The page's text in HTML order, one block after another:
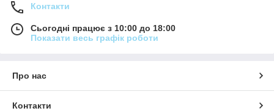
Контакти
Сьогодні працює з 10:00 до 18:00
Показати весь графік роботи
Про нас
Контакти